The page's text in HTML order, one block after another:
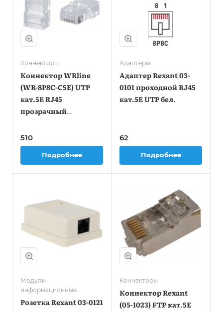
Коннекторы
Коннектор WRline
(WR-8P8C-C5E) UTP
кат.5E RJ45
прозрачный
510
Подробнее
Адаптеры
Адаптер Rexant 03-
0101 проходной RJ45
кат.5E UTP бел.
62
Подробнее
Модули
информационные
Розетка Rexant 03-0121
Коннекторы
Коннектор Rexant
(05-1023) FTP кат.5E